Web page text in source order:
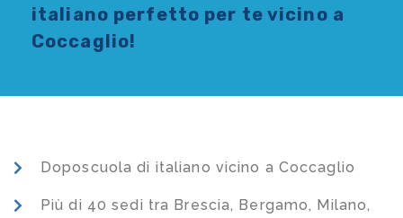
italiano perfetto per te vicino a
Coccaglio!
Doposcuola di italiano vicino a Coccaglio
Più di 40 sedi tra Brescia, Bergamo, Milano,